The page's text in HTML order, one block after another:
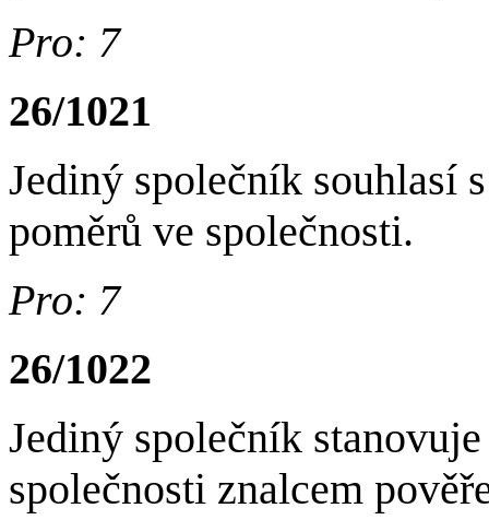
Pro: 7
26/1021
Jediný společník souhlasí
poměrů ve společnosti.
Pro: 7
26/1022
Jediný společník
společnosti znalcem